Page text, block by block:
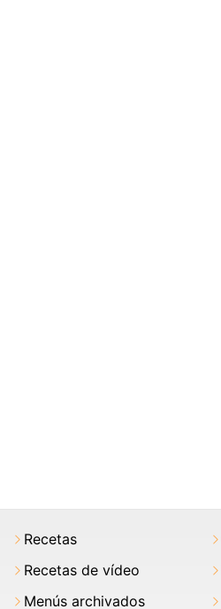
Recetas
Recetas de vídeo
Menús archivados